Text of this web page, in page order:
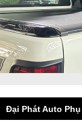
Đại Phát Auto Phụ